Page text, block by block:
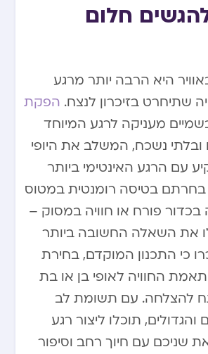
חלום
היא הרבה יותר מרגע
שתיחרט בזיכרון לנצח. הפקת
מעניקה לרגע המיוחד
ובלתי נשכח, המשלב את היופי
עם הרגע האינטימי ביותר
בחרתם בטיסה רומנטית במטוס
פורח או חוויה במסוק –
את השאלה החשובה ביותר
כי התכנון המוקדם, בחירת
החוויה לאופי בן או בת
להצלחה. עם תשומת לב
תוכלו ליצור רגע
שניכם עם חיוך רחב וסיפור